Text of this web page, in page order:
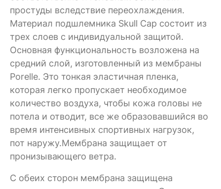
простуды вследствие переохлаждения.
Материал подшлемника Skull Cap состоит из
трех слоев с индивидуальной защитой.
Основная функциональность возложена на
средний слой, изготовленный из мембраны
Porelle. Это тонкая эластичная пленка,
которая легко пропускает необходимое
количество воздуха, чтобы кожа головы не
потела и отводит, все же образовавшийся во
время интенсивных спортивных нагрузок,
пот наружу.Мембрана защищает от
пронизывающего ветра.
С обеих сторон мембрана защищена